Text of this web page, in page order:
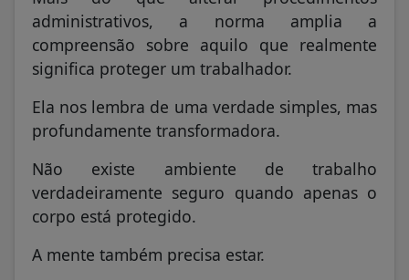
administrativos, a norma amplia a
compreensão sobre aquilo que realmente
significa proteger um trabalhador.
Ela nos lembra de uma verdade simples, mas
profundamente transformadora.
Não existe ambiente de trabalho
verdadeiramente seguro quando apenas o
corpo está protegido.
A mente também precisa estar.